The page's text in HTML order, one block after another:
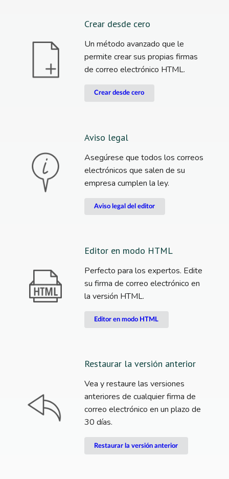
Crear desde cero
Un método avanzado que le
permite crear sus propias firmas
de correo electrónico HTML.
Crear desde cero
Aviso legal
Asegúrese que todos los correos
electrónicos que salen de su
empresa cumplen la ley.
Aviso legal del editor
Editor en modo HTML
Perfecto para los expertos. Edite
su firma de correo electrónico en
la versión HTML.
Editor en modo HTML
Restaurar la versión anterior
Vea y restaure las versiones
anteriores de cualquier firma de
correo electrónico en un plazo de
30 días.
Restaurar la versión anterior